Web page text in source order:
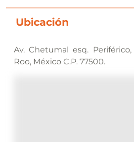
Ubicación
Av. Chetumal esq.
Roo, México C.P. 77500.